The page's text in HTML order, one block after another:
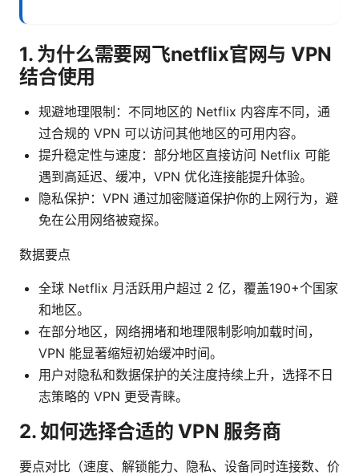
1. 为什么需要网飞netflix官网与 VPN
结合使用
规避地理限制：不同地区的 Netflix 内容库不同，通
过合规的 VPN 可以访问其他地区的可用内容。
提升稳定性与速度：部分地区直接访问 Netflix 可能
遇到高延迟、缓冲，VPN 优化连接能提升体验。
隐私保护：VPN 通过加密隧道保护你的上网行为，避
免在公用网络被窥探。
数据要点
全球 Netflix 月活跃用户超过 2 亿，覆盖190+个国家
和地区。
在部分地区，网络拥堵和地理限制影响加载时间，
VPN 能显著缩短初始缓冲时间。
用户对隐私和数据保护的关注度持续上升，选择不日
志策略的 VPN 更受青睐。
2. 如何选择合适的 VPN 服务商
要点对比（速度、解锁能力、隐私、设备同时连接数、价